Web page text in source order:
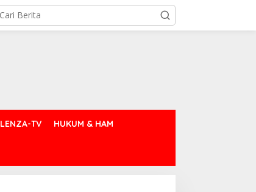
LENZA-TV HUKUM & HAM